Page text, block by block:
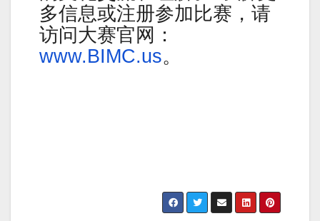
多信息或注册参加比赛，请
访问大赛官网：
www.BIMC.us。